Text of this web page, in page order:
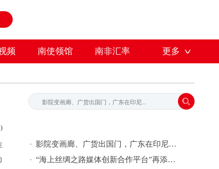
频 南使领馆 南非汇率 更多
影院变画廊、广货出国门，广东在印尼放“大招”
“海上丝绸之路媒体创新合作平台”再添新成员——南方国际传播中心与萨摩亚Talamua Media签署合作备忘录